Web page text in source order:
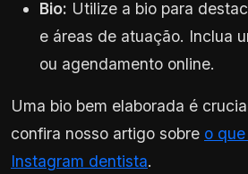
Bio: Utilize a bio para
e áreas de atuação. Inclua
ou agendamento online.
Uma bio bem elaborada é
confira nosso artigo sobre o
Instagram dentista.